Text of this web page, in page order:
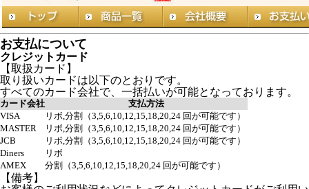
お支払について
クレジットカード
【取扱カード】
取り扱いカードは以下のとおりです。
すべてのカード会社で、一括払いが可能となっております。
カード会社
支払方法
VISA
リボ,分割（3,5,6,10,12,15,18,20,24 回が可能です）
MASTER
リボ,分割（3,5,6,10,12,15,18,20,24 回が可能です）
JCB
リボ,分割（3,5,6,10,12,15,18,20,24 回が可能です）
Diners
リボ
AMEX
分割（3,5,6,10,12,15,18,20,24 回が可能です）
【備考】